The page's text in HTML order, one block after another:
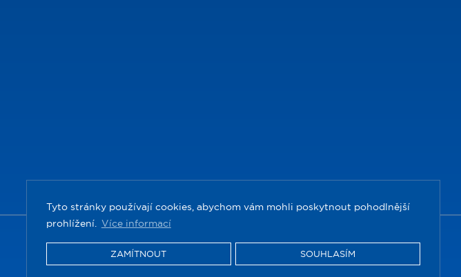
Tyto stránky používají cookies, abychom vám mohli poskytnout pohodlnější
prohlížení. Více informací
ZAMÍTNOUT SOUHLASÍM